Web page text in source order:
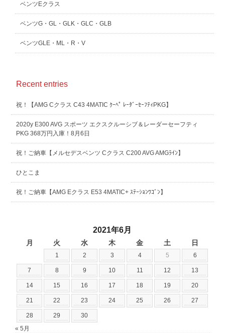
ベンツEクラス
ベンツG・GL・GLK・GLC・GLB
ベンツGLE・ML・R・V
Recent entries
祝！【AMG Cクラス C43 4MATIC ｸｰﾍﾟ ﾚｰﾀﾞｰｾｰﾌﾃｨPKG】
2020y E300 AVG スポーツ エクスクルーシブ＆レーダーセーフティ
PKG 368万円入庫！8月6日
祝！ご納車【メルセデスベンツ Cクラス C200 AVG AMGﾗｲﾝ】
ひとこま
祝！ご納車【AMG Eクラス E53 4MATIC+ ｽﾃｰｼｮﾝﾜｺﾞﾝ】
2021年6月
月 火 水 木 金 土 日
1 2 3 4 5 6
7 8 9 10 11 12 13
14 15 16 17 18 19 20
21 22 23 24 25 26 27
28 29
30
« 5月